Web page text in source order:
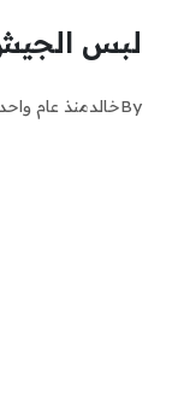
لبس الجيش
Byخالدمنذ عام واحد